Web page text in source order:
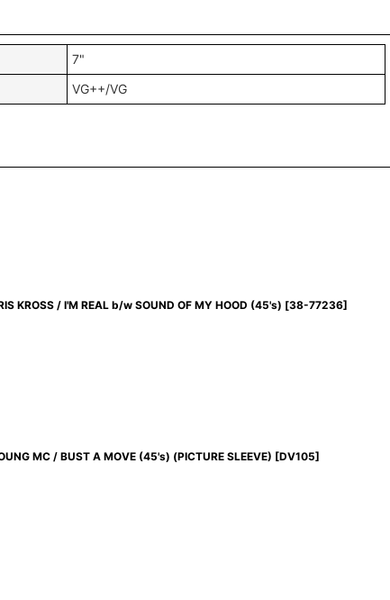
7"
VG++/VG
KROSS / I'M REAL b/w SOUND OF MY HOOD (45's) [38-77236]
MC / BUST A MOVE (45's) (PICTURE SLEEVE) [DV105]